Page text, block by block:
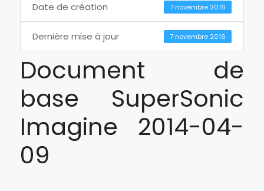
Date de création 7 novembre 2016
Dernière mise à jour 7 novembre 2016
Document de
base SuperSonic
Imagine 2014-04-
09